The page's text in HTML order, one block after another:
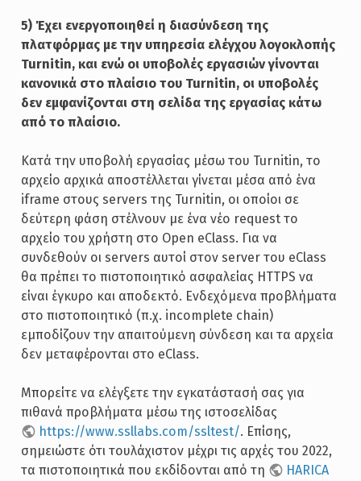
5) Έχει ενεργοποιηθεί η διασύνδεση της
πλατφόρμας με την υπηρεσία ελέγχου λογοκλοπής
Turnitin, και ενώ οι υποβολές εργασιών γίνονται
κανονικά στο πλαίσιο του Turnitin, οι υποβολές
δεν εμφανίζονται στη σελίδα της εργασίας κάτω
από το πλαίσιο.
Κατά την υποβολή εργασίας μέσω του Turnitin, το
αρχείο αρχικά αποστέλλεται γίνεται μέσα από ένα
iframe στους servers της Turnitin, οι οποίοι σε
δεύτερη φάση στέλνουν με ένα νέο request το
αρχείο του χρήστη στο Open eClass. Για να
συνδεθούν οι servers αυτοί στον server του eClass
θα πρέπει το πιστοποιητικό ασφαλείας HTTPS να
είναι έγκυρο και αποδεκτό. Ενδεχόμενα προβλήματα
στο πιστοποιητικό (π.χ. incomplete chain)
εμποδίζουν την απαιτούμενη σύνδεση και τα αρχεία
δεν μεταφέρονται στο eClass.
Μπορείτε να ελέγξετε την εγκατάστασή σας για
πιθανά προβλήματα μέσω της ιστοσελίδας
https://www.ssllabs.com/ssltest/. Επίσης,
σημειώστε ότι τουλάχιστον μέχρι τις αρχές του 2022,
τα πιστοποιητικά που εκδίδονται από τη
HARICA